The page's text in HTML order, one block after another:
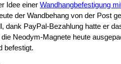
Idee einer Wandhangbefestigung
der Wandbehang von der Post
dank PayPal-Bezahlung hatte er
Neodym-Magnete heute
befestigt.